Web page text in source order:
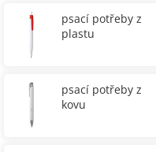
psací potřeby z
plastu
psací potřeby z
kovu